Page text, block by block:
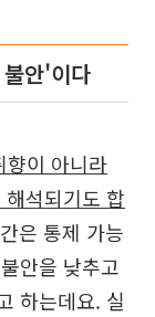
안'이다
향이 아니라
석되기도 합
은 통제 가능
안을 낮추고
하는데요. 실